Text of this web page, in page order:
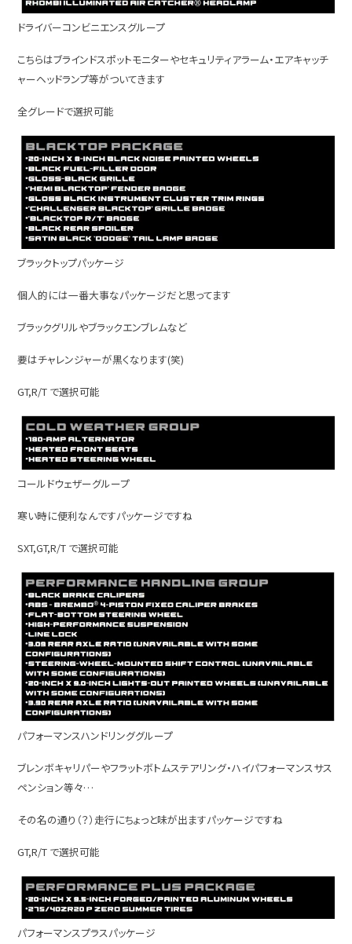
ドライバーコンビニエンスグループ
こちらはブラインドスポットモニターやセキュリティアラーム・エアキャッチ
ャーヘッドランプ等がついてきます
全グレードで選択可能
ブラックトップパッケージ
個人的には一番大事なパッケージだと思ってます
ブラックグリルやブラックエンブレムなど
要はチャレンジャーが黒くなります(笑)
GT,R/T で選択可能
コールドウェザーグループ
寒い時に便利なんですパッケージですね
SXT,GT,R/T で選択可能
パフォーマンスハンドリンググループ
ブレンボキャリパーやフラットボトムステアリング・ハイパフォーマンスサス
ペンション等々…
その名の通り（？）走行にちょっと味が出ますパッケージですね
GT,R/T で選択可能
パフォーマンスプラスパッケージ